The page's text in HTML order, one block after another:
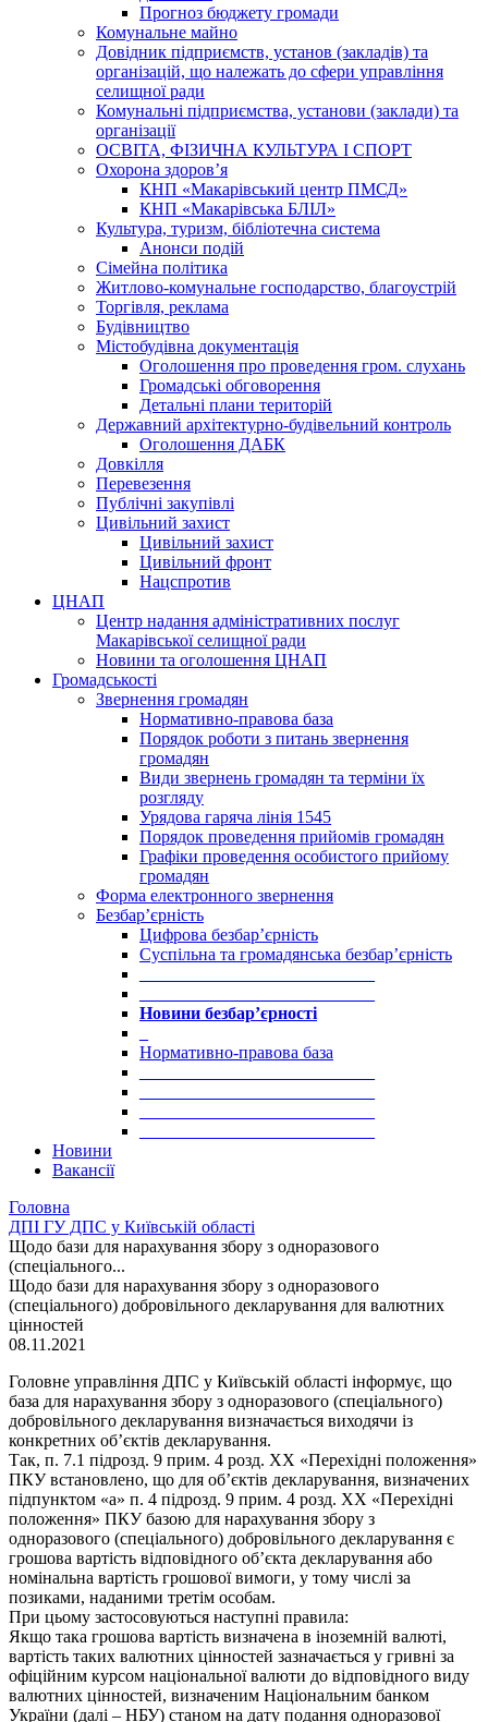
Прогноз бюджету громади
Комунальне майно
Довідник підприємств, установ (закладів) та
організацій, що належать до сфери управління
селищної ради
Комунальні підприємства, установи (заклади) та
організації
ОСВІТА, ФІЗИЧНА КУЛЬТУРА І СПОРТ
Охорона здоров’я
КНП «Макарівський центр ПМСД»
КНП «Макарівська БЛІЛ»
Культура, туризм, бібліотечна система
Анонси подій
Сімейна політика
Житлово-комунальне господарство, благоустрій
Торгівля, реклама
Будівництво
Містобудівна документація
Оголошення про проведення гром. слухань
Громадські обговорення
Детальні плани територій
Державний архітектурно-будівельний контроль
Оголошення ДАБК
Довкілля
Перевезення
Публічні закупівлі
Цивільний захист
Цивільний захист
Цивільний фронт
Нацспротив
ЦНАП
Центр надання адміністративних послуг
Макарівської селищної ради
Новини та оголошення ЦНАП
Громадськості
Звернення громадян
Нормативно-правова база
Порядок роботи з питань звернення
громадян
Види звернень громадян та терміни їх
розгляду
Урядова гаряча лінія 1545
Порядок проведення прийомів громадян
Графіки проведення особистого прийому
громадян
Форма електронного звернення
Безбар’єрність
Цифрова безбар’єрність
Суспільна та громадянська безбар’єрність
Новини безбар’єрності
Нормативно-правова база
Новини
Вакансії
Головна
ДПІ ГУ ДПС у Київській області
Щодо бази для нарахування збору з одноразового
(спеціального...
Щодо бази для нарахування збору з одноразового
(спеціального) добровільного декларування для валютних
цінностей
08.11.2021
Головне управління ДПС у Київській області інформує, що
база для нарахування збору з одноразового (спеціального)
добровільного декларування визначається виходячи із
конкретних об’єктів декларування.
Так, п. 7.1 підрозд. 9 прим. 4 розд. XX «Перехідні положення»
ПКУ встановлено, що для об’єктів декларування, визначених
підпунктом «а» п. 4 підрозд. 9 прим. 4 розд. XX «Перехідні
положення» ПКУ базою для нарахування збору з
одноразового (спеціального) добровільного декларування є
грошова вартість відповідного об’єкта декларування або
номінальна вартість грошової вимоги, у тому числі за
позиками, наданими третім особам.
При цьому застосовуються наступні правила:
Якщо така грошова вартість визначена в іноземній валюті,
вартість таких валютних цінностей зазначається у гривні за
офіційним курсом національної валюти до відповідного виду
валютних цінностей, визначеним Національним банком
України (далі – НБУ) станом на дату подання одноразової